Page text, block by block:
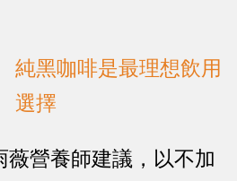
黑咖啡是最理想飲用
選擇
薇營養師建議，以不加